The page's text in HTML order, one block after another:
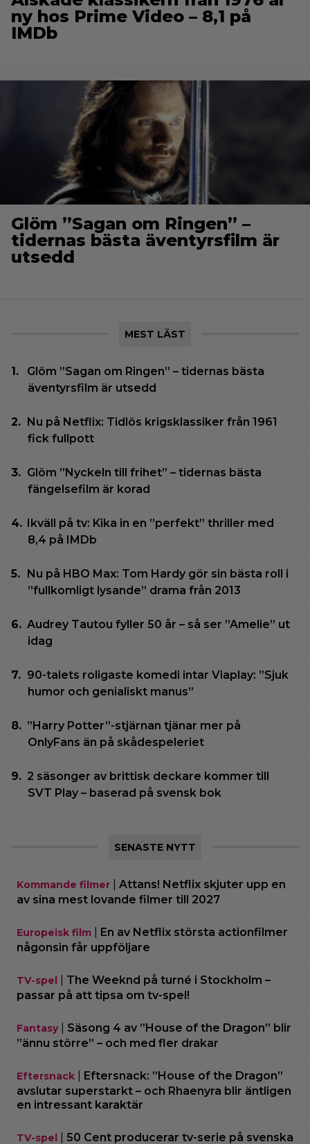
ny hos Prime Video – 8,1 på
IMDb
Glöm ”Sagan om Ringen” –
tidernas bästa äventyrsfilm är
utsedd
MEST LÄST
Glöm ”Sagan om Ringen” – tidernas bästa
äventyrsfilm är utsedd
Nu på Netflix: Tidlös krigsklassiker från 1961
fick fullpott
Glöm ”Nyckeln till frihet” – tidernas bästa
fängelsefilm är korad
Ikväll på tv: Kika in en ”perfekt” thriller med
8,4 på IMDb
Nu på HBO Max: Tom Hardy gör sin bästa roll i
”fullkomligt lysande” drama från 2013
Audrey Tautou fyller 50 år – så ser ”Amelie” ut
idag
90-talets roligaste komedi intar Viaplay: ”Sjuk
humor och genialiskt manus”
”Harry Potter”-stjärnan tjänar mer på
OnlyFans än på skådespeleriet
2 säsonger av brittisk deckare kommer till
SVT Play – baserad på svensk bok
SENASTE NYTT
Kommande filmer
Attans! Netflix skjuter upp en
av sina mest lovande filmer till 2027
Europeisk film
En av Netflix största actionfilmer
någonsin får uppföljare
TV-spel
The Weeknd på turné i Stockholm –
passar på att tipsa om tv-spel!
Fantasy| Säsong 4 av ”House of the Dragon” blir
”ännu större” – och med fler drakar
Eftersnack
Eftersnack: ”House of the Dragon”
avslutar superstarkt – och Rhaenyra blir äntligen
en intressant karaktär
TV-spel
50 Cent producerar tv-serie på svenska